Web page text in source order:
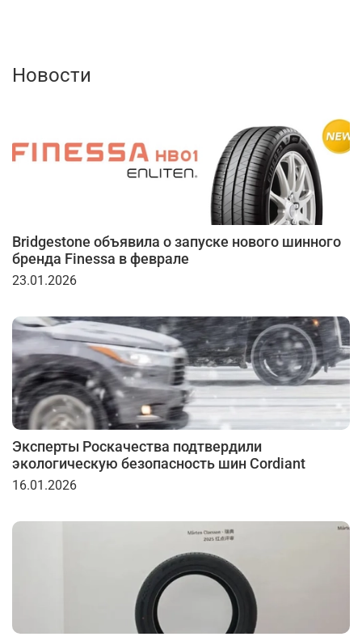
Новости
Bridgestone объявила о запуске нового шинного
бренда Finessa в феврале
23.01.2026
Эксперты Роскачества подтвердили
экологическую безопасность шин Cordiant
16.01.2026